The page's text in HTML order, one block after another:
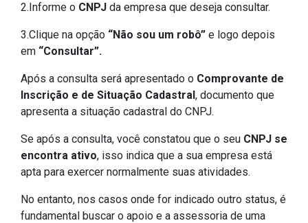
2.Informe o CNPJ da empresa que deseja consultar.
3.Clique na opção “Não sou um robô” e logo depois
em “Consultar”.
Após a consulta será apresentado o Comprovante de
Inscrição e de Situação Cadastral, documento que
apresenta a situação cadastral do CNPJ.
Se após a consulta, você constatou que o seu CNPJ se
encontra ativo, isso indica que a sua empresa está
apta para exercer normalmente suas atividades.
No entanto, nos casos onde for indicado outro status, é
fundamental buscar o apoio e a assessoria de uma